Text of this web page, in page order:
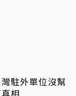
駐外單位沒幫
相